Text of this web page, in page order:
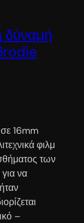
δύναμή
16mm
φιλμ
των
να
–